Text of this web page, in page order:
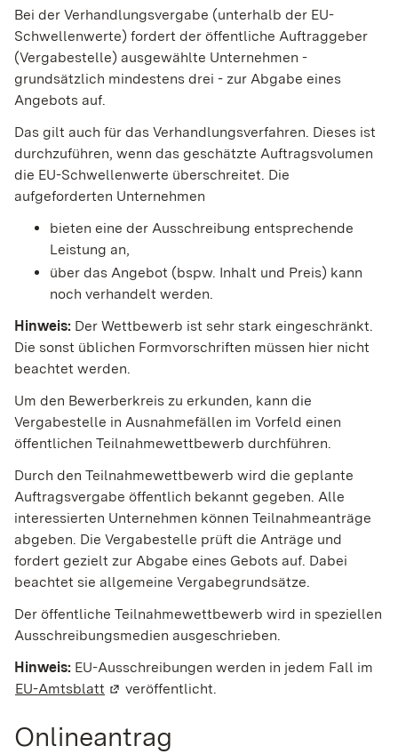
Bei der Verhandlungsvergabe (unterhalb der EU-
Schwellenwerte) fordert der öffentliche Auftraggeber
(Vergabestelle) ausgewählte Unternehmen -
grundsätzlich mindestens drei - zur Abgabe eines
Angebots auf.
Das gilt auch für das Verhandlungsverfahren. Dieses ist
durchzuführen, wenn das geschätzte Auftragsvolumen
die EU-Schwellenwerte überschreitet. Die
aufgeforderten Unternehmen
bieten eine der Ausschreibung entsprechende
Leistung an,
über das Angebot (bspw. Inhalt und Preis) kann
noch verhandelt werden.
Hinweis: Der Wettbewerb ist sehr stark eingeschränkt.
Die sonst üblichen Formvorschriften müssen hier nicht
beachtet werden.
Um den Bewerberkreis zu erkunden, kann die
Vergabestelle in Ausnahmefällen im Vorfeld einen
öffentlichen Teilnahmewettbewerb durchführen.
Durch den Teilnahmewettbewerb wird die geplante
Auftragsvergabe öffentlich bekannt gegeben. Alle
interessierten Unternehmen können Teilnahmeanträge
abgeben. Die Vergabestelle prüft die Anträge und
fordert gezielt zur Abgabe eines Gebots auf. Dabei
beachtet sie allgemeine Vergabegrundsätze.
Der öffentliche Teilnahmewettbewerb wird in speziellen
Ausschreibungsmedien ausgeschrieben.
Hinweis: EU-Ausschreibungen werden in jedem Fall im
EU-Amtsblatt (Wird in einem neuen Fenster geöffnet)
veröffentlicht.
Onlineantrag